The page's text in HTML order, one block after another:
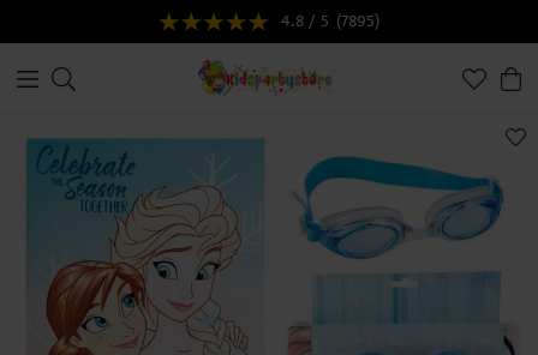
4.8 / 5 (7895)